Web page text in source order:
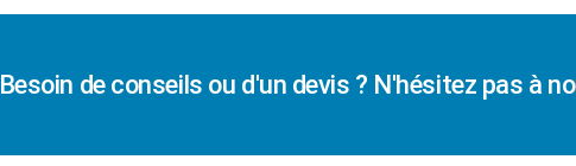
Besoin de conseils ou d'un devis ? N'hésitez pas à